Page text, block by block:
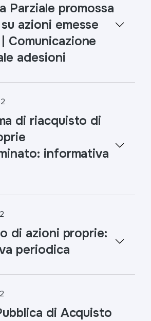
Parziale promossa
azioni emesse
Comunicazione
adesioni
di riacquisto di
informativa
di azioni proprie:
periodica
di Acquisto